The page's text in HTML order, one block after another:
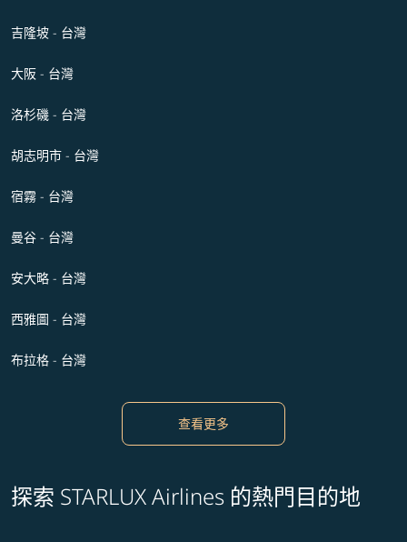
吉隆坡 - 台灣
大阪 - 台灣
洛杉磯 - 台灣
胡志明市 - 台灣
宿霧 - 台灣
曼谷 - 台灣
安大略 - 台灣
西雅圖 - 台灣
布拉格 - 台灣
查看更多
探索 STARLUX Airlines 的熱門目的地